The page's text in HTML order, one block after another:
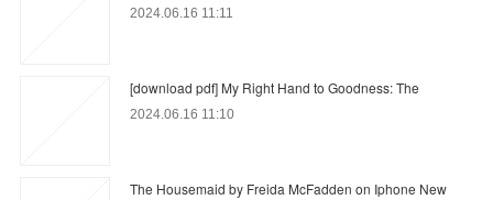
2024.06.16 11:11
[download pdf] My Right Hand to Goodness: The
2024.06.16 11:10
The Housemaid by Freida McFadden on Iphone New